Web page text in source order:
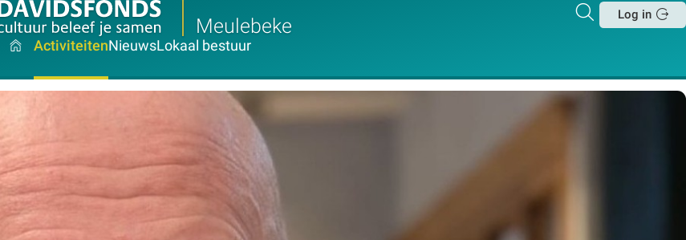
Meulebeke
Zoeken
Log in
ActiviteitenNieuwsLokaal bestuur